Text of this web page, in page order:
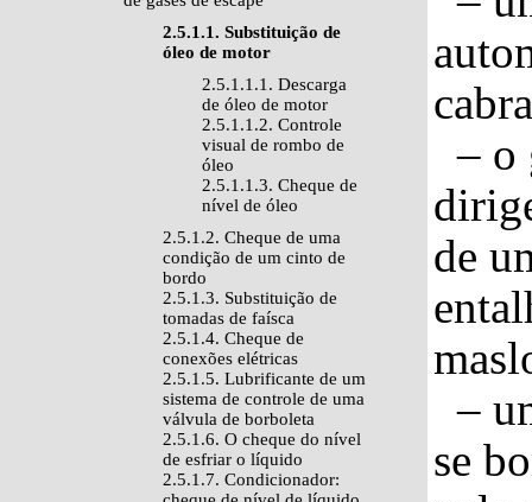
2.5.1.1. Substituição de
óleo de motor
2.5.1.1.1. Descarga
de óleo de motor
2.5.1.1.2. Controle
visual de rombo de
óleo
2.5.1.1.3. Cheque de
nível de óleo
2.5.1.2. Cheque de uma
condição de um cinto de
bordo
2.5.1.3. Substituição de
tomadas de faísca
2.5.1.4. Cheque de
conexões elétricas
2.5.1.5. Lubrificante de um
sistema de controle de uma
válvula de borboleta
2.5.1.6. O cheque do nível
de esfriar o líquido
2.5.1.7. Condicionador:
– o
de
–
se